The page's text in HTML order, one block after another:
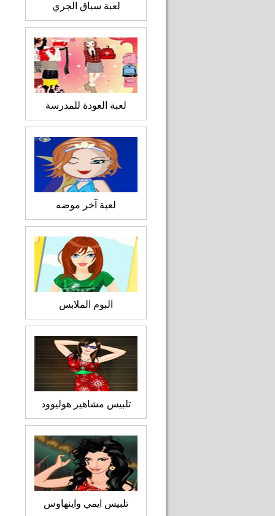
لعبة سباق الجري
لعبة العودة للمدرسة
لعبة آخر موضه
البوم الملابس
تلبيس مشاهير هوليوود
تلبيس ايمي واينهاوس